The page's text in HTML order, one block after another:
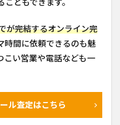
ともできます。
が完結するオンライン完
時間に依頼できるのも魅
こい営業や電話なども一
ル査定はこちら